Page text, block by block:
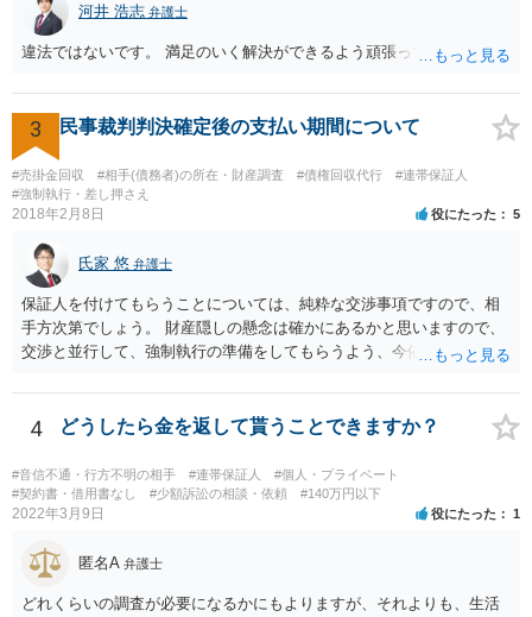
河井 浩志 弁護士
違法ではないです。 満足のいく解決ができるよう頑張ってください。
3 民事裁判判決確定後の支払い期間について
#売掛金回収 #相手(債務者)の所在・財産調査 #債権回収代行
#連帯保証人
#強制執行・差し押さえ
2018年2月8日 役にたった 5
氏家 悠 弁護士
保証人を付けてもらうことについては、純粋な交渉事項ですので、相
手方次第でしょう。 財産隠しの懸念は確かにあるかと思いますので、
交渉と並行して、強制執行の準備をしてもらうよう、今依頼されてい
弁護士の探し方ですが、弁護士のウェブページなどがひとつの目安に
なります。 ただ、ウェブページの記載内容が確実というわけでもない
いてみるのがよいと思います。
4 どうしたら金を返して貰うことできますか？
#音信不通・行方不明の相手 #連帯保証人
#個人・プライベート
#契約書・借用書なし
#少額訴訟の相談・依頼 #140万円以下
2022年3月9日 役にたった 1
匿名A 弁護士
どれくらいの調査が必要になるかにもよりますが、それよりも、生活